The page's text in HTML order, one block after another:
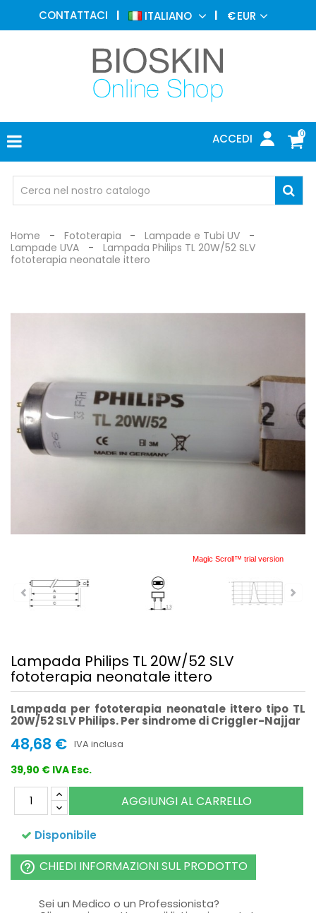
CONTATTACI ITALIANO €EUR
0
ACCEDI
MEDICINA
ESTETICA
DERMATOLOGIA
FOTOTERAPIA
ELETTROMEDICALI
MEDICO
OCCHIALI
DI
Home Fototerapia
Lampade e Tubi UV
Lampade UVA
Lampada Philips TL 20W/52 SLV
fototerapia neonatale ittero
Magic Scroll™ trial version
Lampada Philips TL 20W/52 SLV
fototerapia neonatale ittero
Lampada per fototerapia neonatale ittero tipo TL
20W/52 SLV Philips. Per sindrome di Criggler-Najjar
48,68 € IVA inclusa
39,90 € IVA Esc.
AGGIUNGI AL CARRELLO
Disponibile
help_outline CHIEDI INFORMAZIONI SUL PRODOTTO
Sei un Medico o un Professionista?